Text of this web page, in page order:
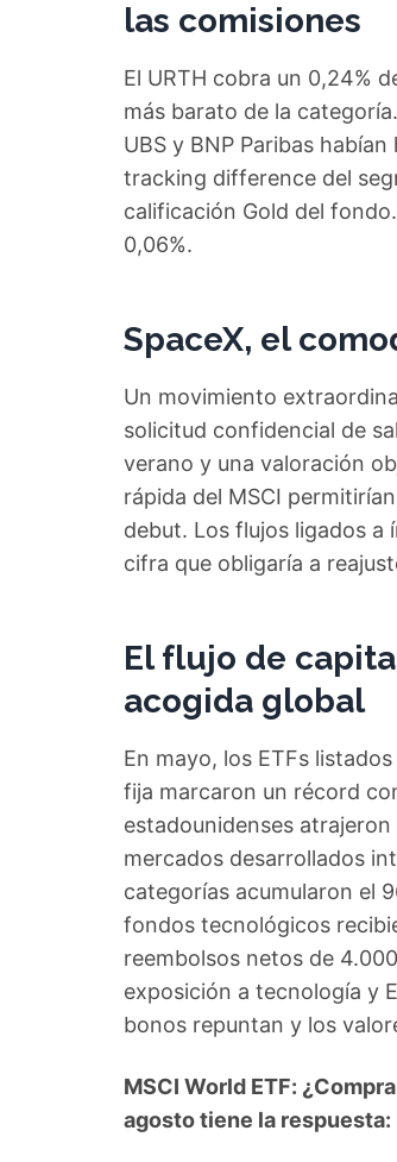
las comisiones
El URTH cobra un 0,24%
más barato de la
UBS y BNP Paribas
tracking difference del
calificación Gold del
0,06%.
SpaceX, el
Un movimiento
solicitud confidencial de
verano y una valoración
rápida del MSCI
debut. Los flujos ligados a
cifra que obligaría a
El flujo de
acogida global
En mayo, los ETFs
fija marcaron un récord
estadounidenses atrajeron
mercados desarrollados
categorías acumularon el
fondos tecnológicos
reembolsos netos de
exposición a tecnología y
bonos repuntan y los
MSCI World ETF:
agosto tiene la respuesta: